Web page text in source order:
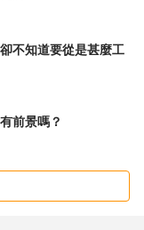
不知道要從是甚麼工
前景嗎？